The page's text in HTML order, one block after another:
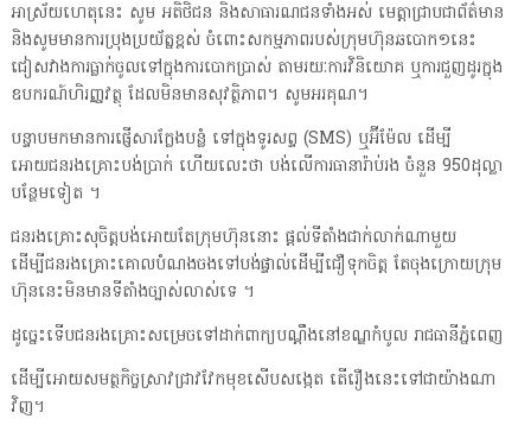
អាស្រ័យហេតុនេះ សូម អតិថិជន និងសាធារណជនទាំងអស់ មេត្តាជ្រាបជាព័ត៌មាន
និងសូមមានការប្រុងប្រយ័ត្នខ្ពស់ ចំពោះសកម្មភាពរបស់ក្រុមហ៊ុនឆបោក១នេះ
ជៀសវាងការធ្លាក់ចូលទៅក្នុងការបោកប្រាស់ តាមរយៈការវិនិយោគ ឬការជួញដូរក្នុង
ឧបករណ៍ហិរញ្ញវត្ថុ ដែលមិនមានសុវត្ថិភាព។ សូមអរគុណ។
បន្ទាបមកមានការផ្ញើសារក្លែងបន្លំ ទៅក្នុងទូរសព្ទ (SMS) ឬអ៊ីម៉ែល ដើម្បី
អោយជនរងគ្រោះបង់ប្រាក់ ហើយលេះថា បង់លើការធានារ៉ាប់រង ចំនួន 950ដុល្លា
បន្ថែមទៀត ។
ជនរងគ្រោះសុចិត្តបង់អោយតែក្រុមហ៊ុននោះ ផ្តល់ទីតាំងជាក់លាក់ណាមួយ
ដើម្បីជនរងគ្រោះគោលបំណងចងទៅបង់ផ្ទាល់ដើម្បីជឿទុកចិត្ត តែចុងក្រោយក្រុម
ហ៊ុននេះមិនមានទីតាំងច្បាស់លាស់ទេ ។
ដូច្នេះទើបជនរងគ្រោះសម្រេចទៅដាក់ពាក្យបណ្តឹងនៅខណ្ឌកំបូល រាជធានីភ្នំពេញ
ដើម្បីអោយសមត្ថកិច្ចស្រាវជ្រាវវែកមុខសើបសង្កេត តើរឿងនេះទៅជាយ៉ាងណា
វិញ។